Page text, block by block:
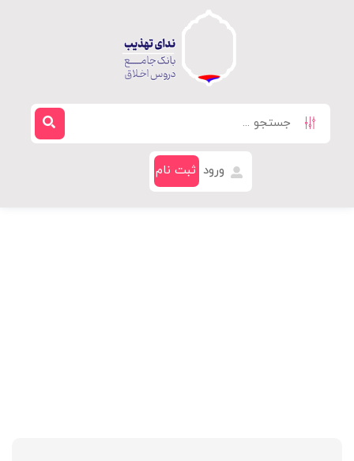
ورود ثبت نام